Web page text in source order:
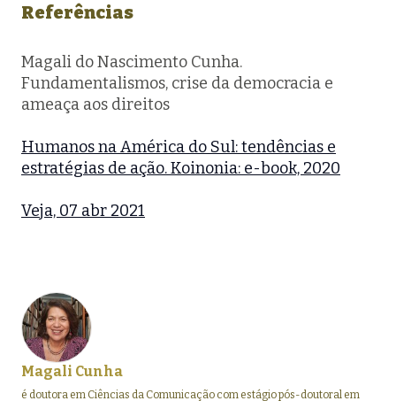
Referências
Magali do Nascimento Cunha.
Fundamentalismos, crise da democracia e
ameaça aos direitos
Humanos na América do Sul: tendências e
estratégias de ação. Koinonia: e-book, 2020
Veja, 07 abr 2021
Magali Cunha
é doutora em Ciências da Comunicação com estágio pós-doutoral em